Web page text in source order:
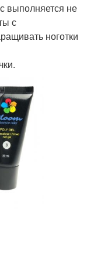
выполняется не
с
ноготки